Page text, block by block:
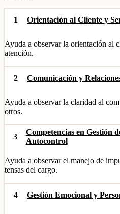
1 Orientación al Cliente y
Ayuda a observar la orientación al
atención.
2 Comunicación y
Ayuda a observar la claridad al
otros.
3
Competencias en Gestión
Autocontrol
Ayuda a observar el manejo de
tensas del cargo.
4 Gestión Emocional y